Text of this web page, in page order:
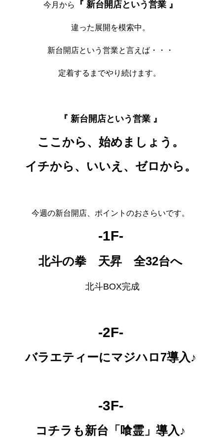
今月から 『 新台開店という営業 』
違った展開を模索中。
新台開店という営業と言えば・・・
定着するまでやり続けます。
『 新台開店という営業 』
ここから、始めましょう。
イチから、いいえ、ゼロから。
今週の新台開店、ポイントのおさらいです。
-1F-
北斗の拳 天昇 全32台へ
北斗BOX完成
-2F-
バラエティーにマジハロ7導入♪
-3F-
コチラも新台「喰霊」導入♪